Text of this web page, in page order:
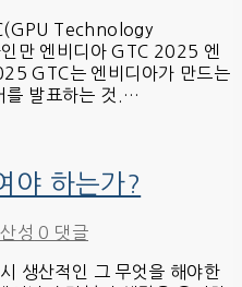
Technology
만 엔비디아 GTC 2025 엔
GTC는 엔비디아가 만드는
를 발표하는 것.…
야 하는가?
성 0 댓글
생산적인 그 무엇을 해야한